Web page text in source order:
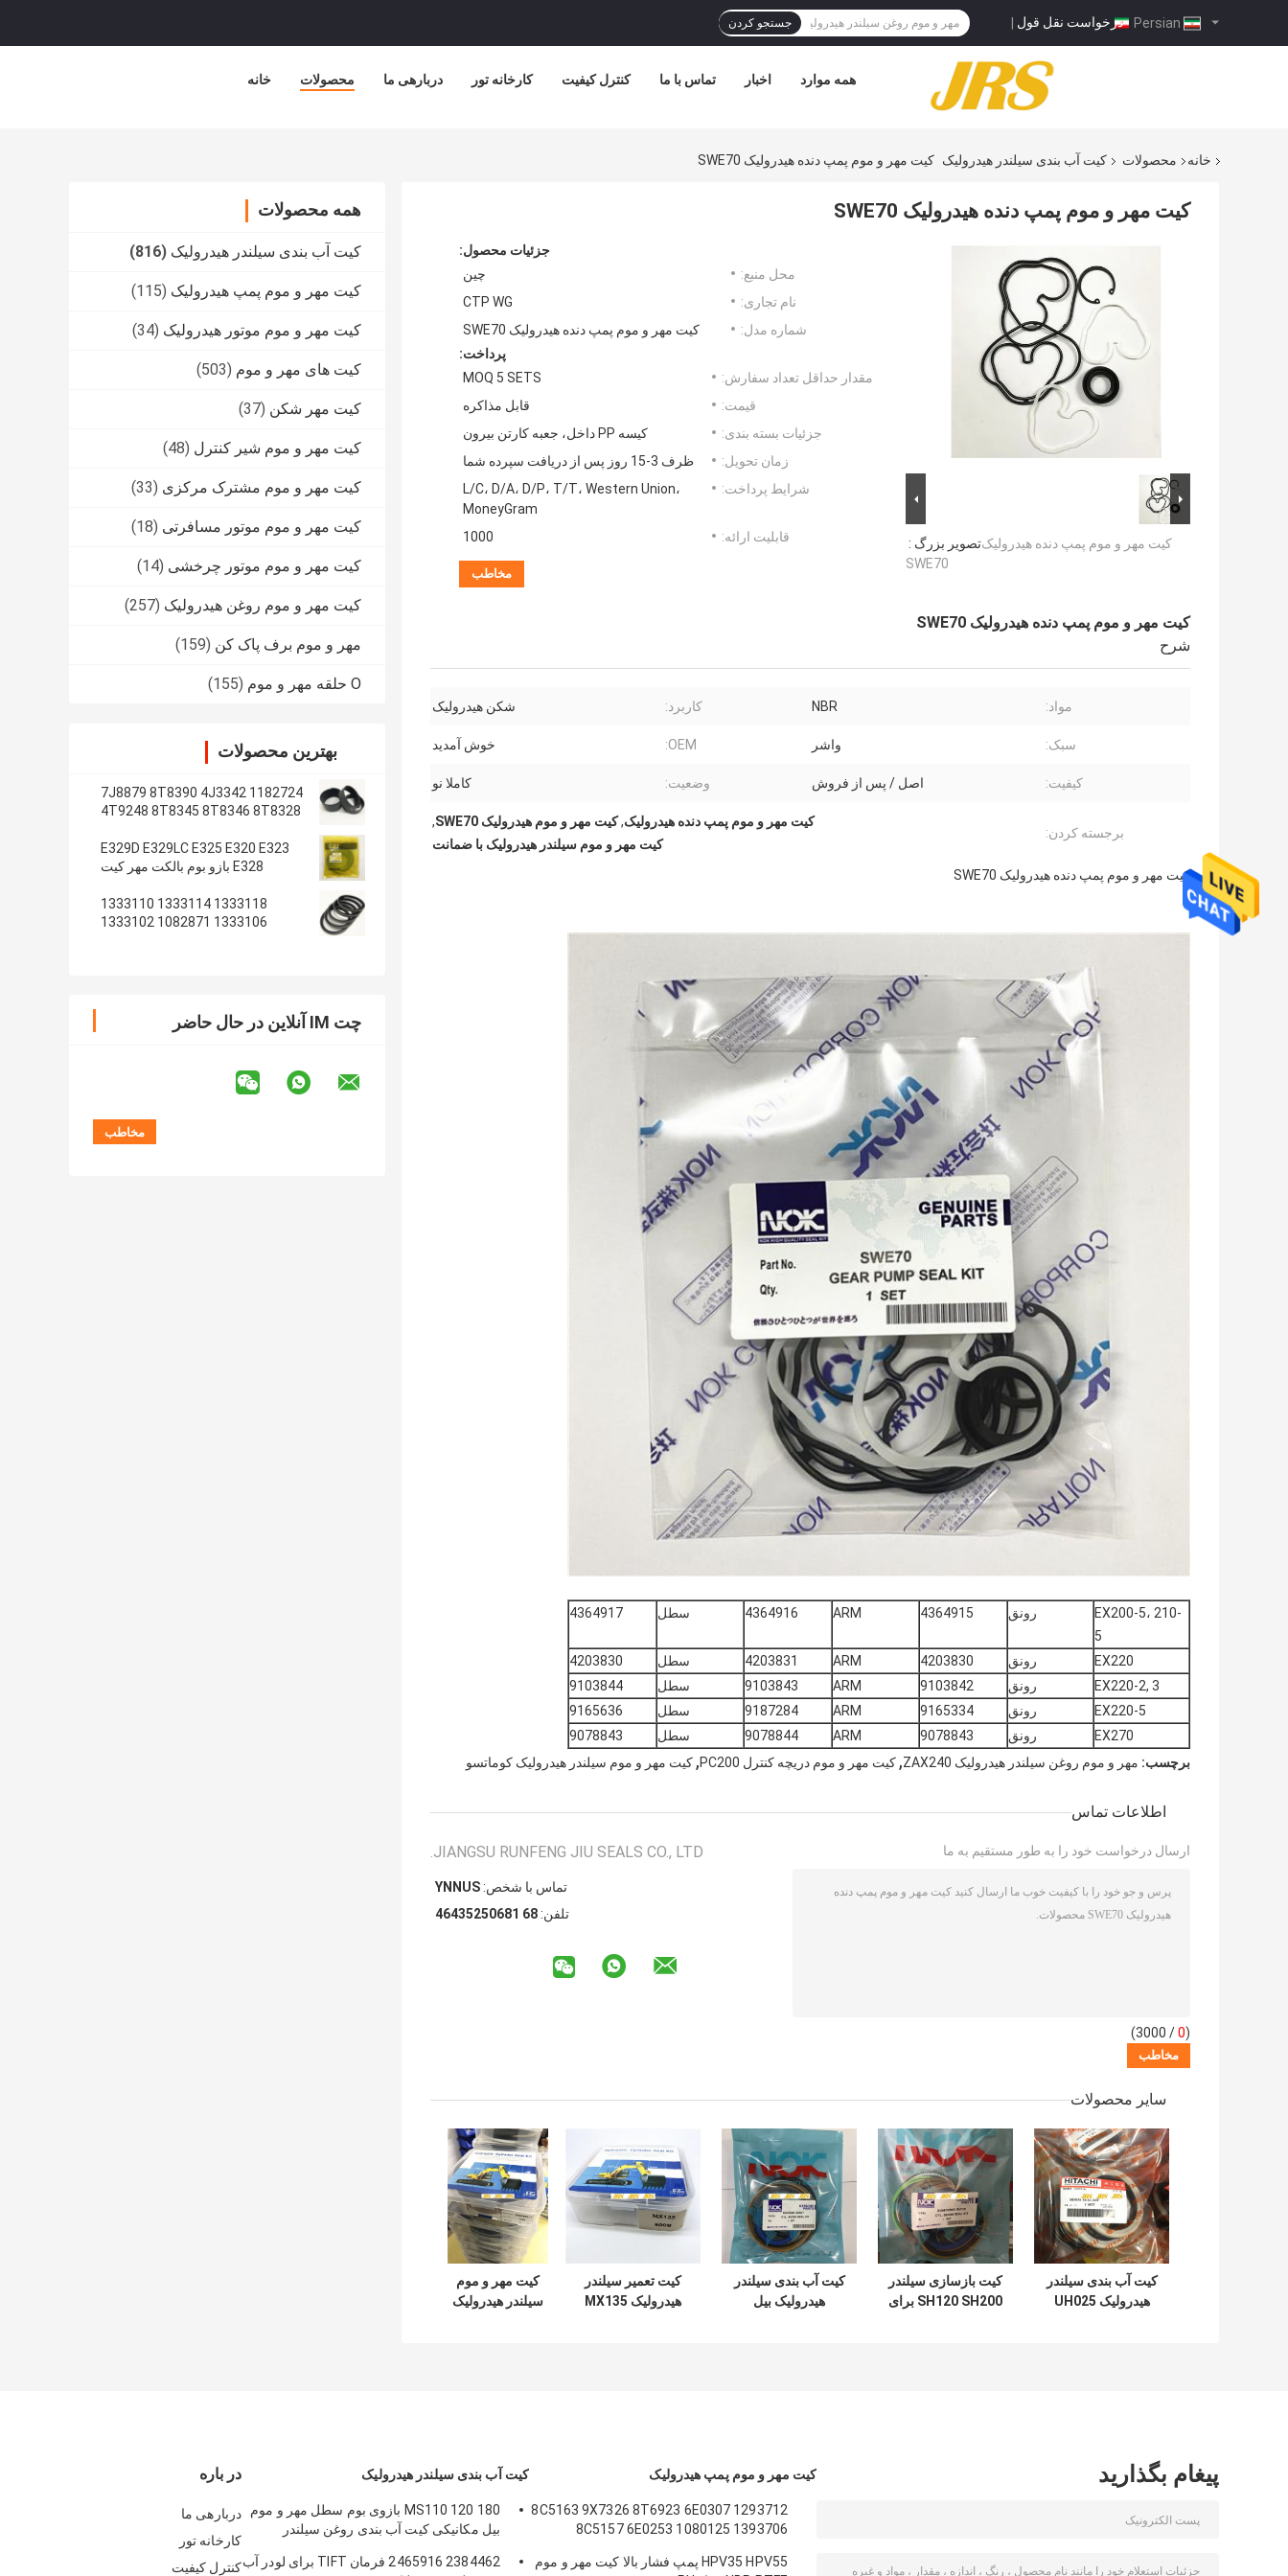
درخواست نقل قول | جستجو کردن
خانه محصولات دربارهی ما کارخانه تور کنترل کیفیت تماس با ما اخبار همه موارد
خانه محصولات کیت آب بندی سیلندر هیدرولیک کیت مهر و موم پمپ دنده هیدرولیک SWE70
همه محصولات
کیت آب بندی سیلندر هیدرولیک (816)
کیت مهر و موم پمپ هیدرولیک (115)
کیت مهر و موم موتور هیدرولیک (34)
کیت های مهر و موم (503)
کیت مهر شکن (37)
کیت مهر و موم شیر کنترل (48)
کیت مهر و موم مشترک مرکزی (33)
کیت مهر و موم موتور مسافرتی (18)
کیت مهر و موم موتور چرخشی (14)
کیت مهر و موم روغن هیدرولیک (257)
مهر و موم برف پاک کن (159)
O حلقه مهر و موم (155)
بهترین محصولات
1182724 7J8879 8T8390 4J3342
4T9248 8T8345 8T8346 8T8328
E329D E329LC E325 E320 E323
E328 بازو بوم بالکت مهر کیت
1333118 1333114 1333110
1333106 1082871 1333102
چت IM آنلاین در حال حاضر
کیت مهر و موم پمپ دنده هیدرولیک SWE70
تصویر بزرگ :کیت مهر و موم پمپ دنده هیدرولیک
SWE70
جزئیات محصول:
محل منبع:
چین
نام تجاری:
CTP WG
شماره مدل:
کیت مهر و موم پمپ دنده هیدرولیک SWE70
پرداخت:
مقدار حداقل تعداد سفارش:
MOQ 5 SETS
قیمت:
قابل مذاکره
جزئیات بسته بندی:
کیسه PP داخل، جعبه کارتن بیرون
زمان تحویل:
ظرف 3-15 روز پس از دریافت سپرده شما
شرایط پرداخت:
L/C، D/A، D/P، T/T، Western Union،
MoneyGram
قابلیت ارائه:
1000
مخاطب
کیت مهر و موم پمپ دنده هیدرولیک SWE70
شرح
مواد: NBR کاربرد: شکن هیدرولیک
سبک: واشر OEM: خوش آمدید
کیفیت: اصل / پس از فروش وضعیت: کاملا نو
برجسته کردن:
کیت مهر و موم پمپ دنده هیدرولیک,کیت مهر و موم هیدرولیک SWE70
,
کیت مهر و موم سیلندر هیدرولیک با ضمانت
کیت مهر و موم پمپ دنده هیدرولیک SWE70
EX200-5، 210-
5
رونق 4364915
ARM
4364916 سطل 4364917
EX220 رونق 4203830
ARM
4203831 سطل
4203830
EX220-2, 3
رونق 9103842
ARM
9103843 سطل
9103844
EX220-5
رونق 9165334
ARM
9187284 سطل
9165636
EX270
رونق 9078843
ARM
9078844 سطل
9078843
برچسب: مهر و موم روغن سیلندر هیدرولیک ZAX240 , کیت مهر و موم دریچه کنترل PC200 , کیت مهر و موم سیلندر هیدرولیک کوماتسو
اطلاعات تماس
JIANGSU RUNFENG JIU SEALS CO., LTD.
تماس با شخص: SUNNY
تلفن: 86 18605253464
ارسال درخواست خود را به طور مستقیم به ما
(
0
/ 3000)
سایر محصولات
کیت آب بندی سیلندر
هیدرولیک UH025
کیت بازسازی سیلندر
SH120 SH200 برای
کیت آب بندی سیلندر
هیدرولیک بیل
کیت تعمیر سیلندر
هیدرولیک MX135
کیت مهر و موم
سیلندر هیدرولیک
در باره
دربارهی ما
کارخانه تور
کنترل کیفیت
کیت آب بندی سیلندر هیدرولیک
MS110 120 180 بازوی بوم سطل مهر و موم
بیل مکانیکی کیت آب بندی روغن سیلندر
بوم
2384462 2465916 فرمان TIFT برای لودر آب
کیت مهر و موم پمپ هیدرولیک
8C5163 9X7326 8T6923 6E0307 1293712
8C5157 6E0253 1080125 1393706
12913709 12913709HPV35 HPV55 پمپ فشار بالا کیت مهر و موم
پیغام بگذارید